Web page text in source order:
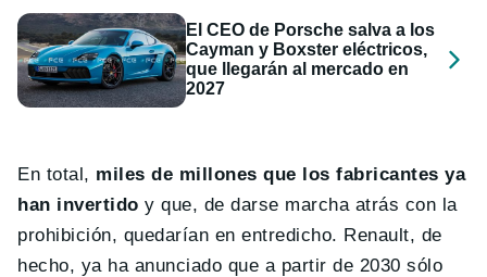
El CEO de Porsche salva a los
Cayman y Boxster eléctricos,
que llegarán al mercado en
2027
En total, miles de millones que los fabricantes ya
han invertido y que, de darse marcha atrás con la
prohibición, quedarían en entredicho. Renault, de
hecho, ya ha anunciado que a partir de 2030 sólo